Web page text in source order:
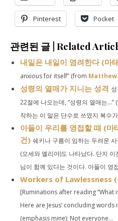
Pinterest Pocket
관련된 글 | Related
내일은 내일이 염려한다 (마
anxious for itself” (from Matthew
성령의 열매가 지니는 성격
22절에 나오는데, “성령의 열매는
작하는 이 말은 단수로 쓰였지 복수
아들이 우리를 영접할 때 (
건) 쉐키나 구름이 임하는 두려운
(모세와 엘리야)도 나타났다. 단지
님이 함께 있다는 것이다. 아들이 영
Workers of Lawlessness (
[Ruminations after reading “What
Here are Jesus’ concluding
(emphasis mine): Not everyone...